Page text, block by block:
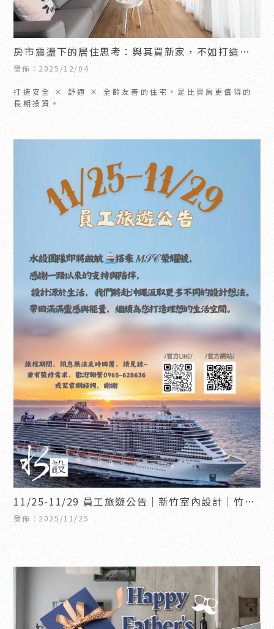
房市震盪下的居住思考：與其買新家，不如打造真
正適合你的家｜新竹室內設計｜竹北室內設計
發佈：2025/12/04
打造安全 × 舒適 × 全齡友善的住宅，是比買房更值得的
長期投資。
11/25-11/29 員工旅遊公告｜新竹室內設計｜竹北
室內設計
發佈：2025/11/25